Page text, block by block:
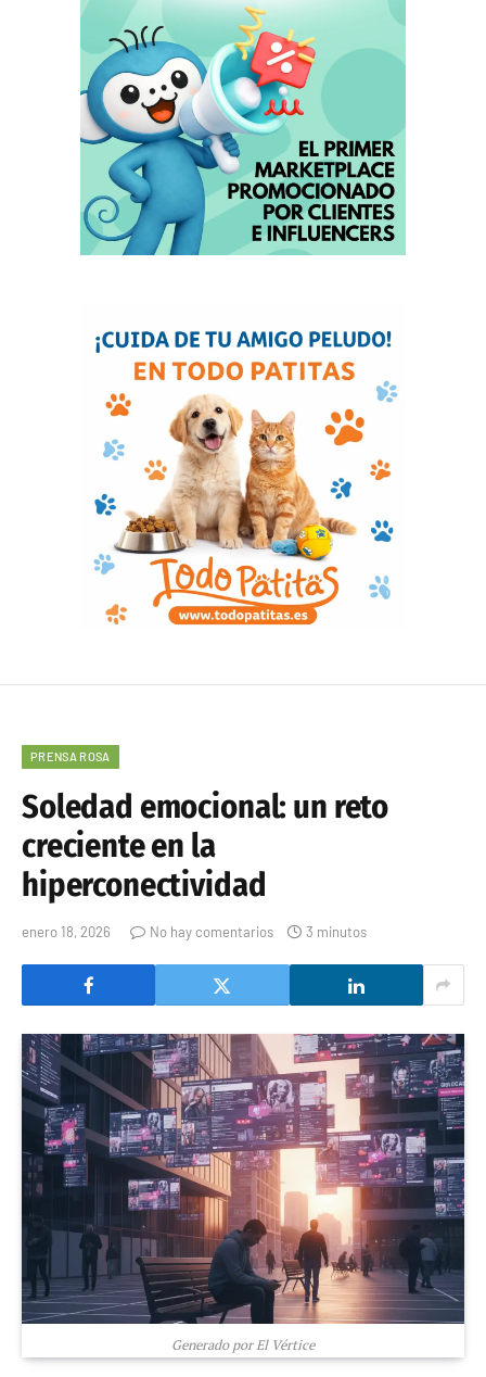
PRENSA ROSA
Soledad emocional: un reto
creciente en la
hiperconectividad
enero 18, 2026 No hay comentarios 3 minutos
Generado por El Vértice